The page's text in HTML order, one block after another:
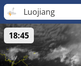
Luojiang
18:45